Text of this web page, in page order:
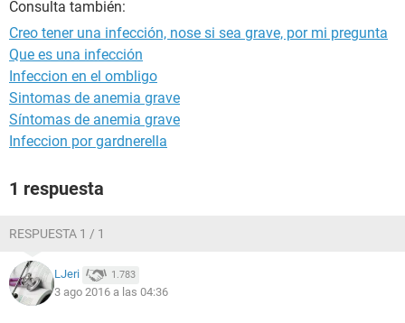
Consulta también:
Creo tener una infección, nose si sea grave, por mi pregunta
Que es una infección
Infeccion en el ombligo
Sintomas de anemia grave
Síntomas de anemia grave
Infeccion por gardnerella
1 respuesta
RESPUESTA 1 / 1
LJeri 1.783
3 ago 2016 a las 04:36